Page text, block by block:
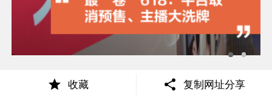
收藏 复制网址分享